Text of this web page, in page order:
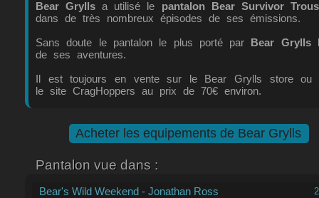
Bear Grylls a utilisé le pantalon Bear Survivor
dans de très nombreux épisodes de ses émissions.
Sans doute le pantalon le plus porté par Bear Grylls
de ses aventures.
Il est toujours en vente sur le Bear Grylls store ou
le site CragHoppers au prix de 70€ environ.
Acheter les equipements de Bear Grylls
Pantalon vue dans :
Bear's Wild Weekend - Jonathan Ross